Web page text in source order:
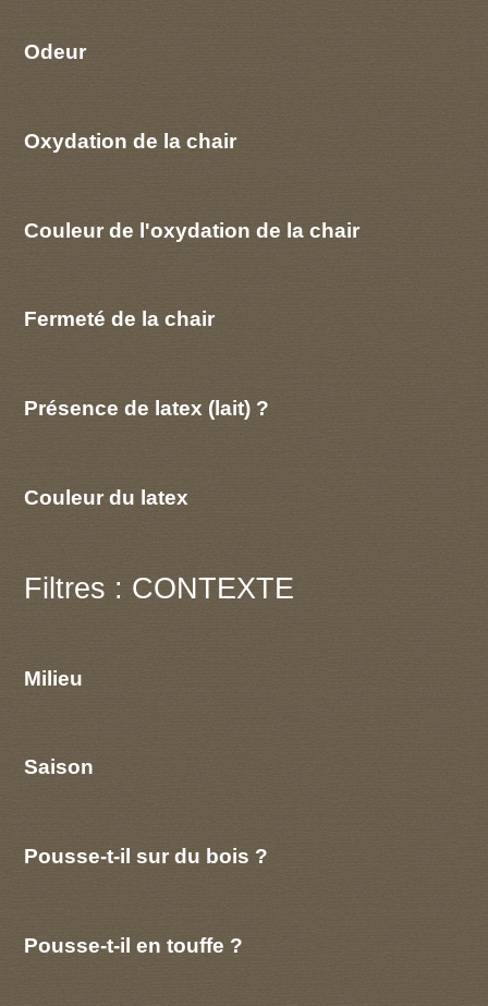
Odeur
Oxydation de la chair
Couleur de l'oxydation de la chair
Fermeté de la chair
Présence de latex (lait) ?
Couleur du latex
Filtres : CONTEXTE
Milieu
Saison
Pousse-t-il sur du bois ?
Pousse-t-il en touffe ?